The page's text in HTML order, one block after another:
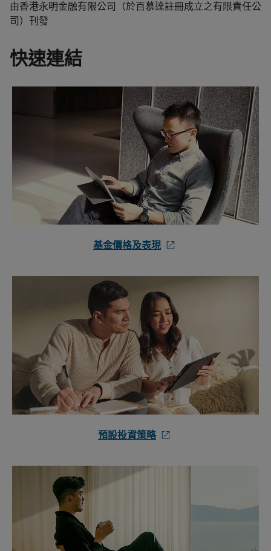
由香港永明金融有限公司（於百慕達註冊成立之有限責任公
司）刊發
快速連結
基金價格及表現
預設投資策略